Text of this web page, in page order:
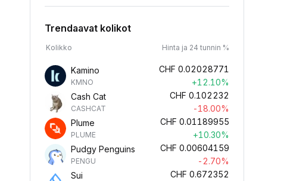
Trendaavat kolikot
Kolikko Hinta ja 24 tunnin %
Kamino
KMNO
CHF 0.02028771
+12.10%
Cash Cat
CASHCAT
CHF 0.102232
-18.00%
Plume
PLUME
CHF 0.01189955
+10.30%
Pudgy Penguins
PENGU
CHF 0.00604159
-2.70%
Sui
CHF 0.672352